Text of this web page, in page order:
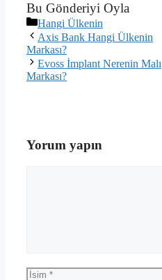
Bu Gönderiyi Oyla
Kategoriler
Hangi Ülkenin
Axis Bank Hangi Ülkenin
Markası?
Evoss İmplant Nerenin Malı
Markası?
Yorum yapın
İsim